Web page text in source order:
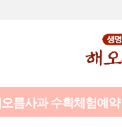
름사과 수확체험예약